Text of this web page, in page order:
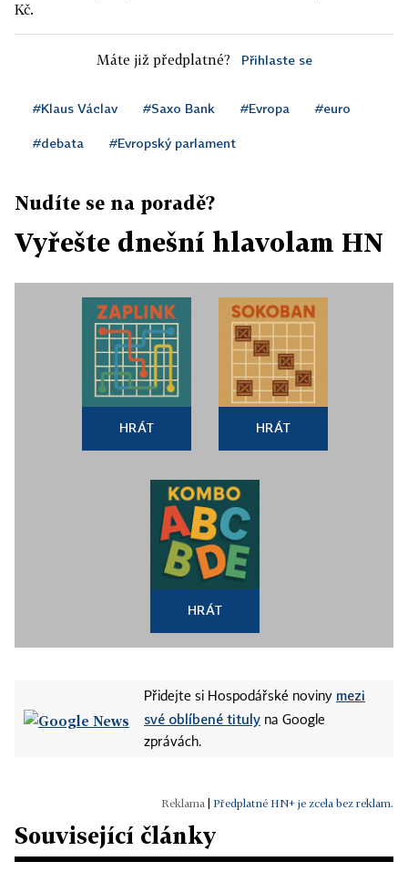
Kč.
Máte již předplatné? Přihlaste se
#Klaus Václav #Saxo Bank #Evropa #euro
#debata #Evropský parlament
Nudíte se na poradě?
Vyřešte dnešní hlavolam HN
HRÁT HRÁT
HRÁT
Přidejte si Hospodářské noviny mezi
své oblíbené tituly na Google
zprávách.
Předplatné HN+ je zcela bez reklam.
Související články